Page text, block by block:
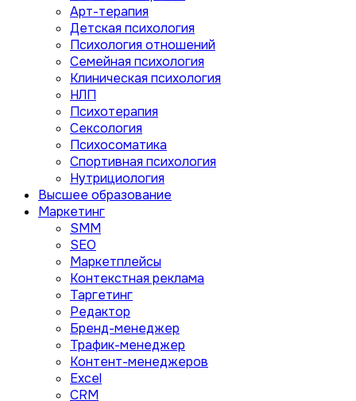
Арт-терапия
Детская психология
Психология отношений
Семейная психология
Клиническая психология
НЛП
Психотерапия
Сексология
Психосоматика
Спортивная психология
Нутрициология
Высшее образование
Маркетинг
SMM
SEO
Маркетплейсы
Контекстная реклама
Таргетинг
Редактор
Бренд-менеджер
Трафик-менеджер
Контент-менеджеров
Excel
CRM